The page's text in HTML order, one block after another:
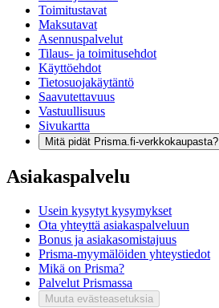
Toimitustavat
Maksutavat
Asennuspalvelut
Tilaus- ja toimitusehdot
Käyttöehdot
Tietosuojakäytäntö
Saavutettavuus
Vastuullisuus
Sivukartta
Mitä pidät Prisma.fi-verkkokaupasta?
Asiakaspalvelu
Usein kysytyt kysymykset
Ota yhteyttä asiakaspalveluun
Bonus ja asiakasomistajuus
Prisma-myymälöiden yhteystiedot
Mikä on Prisma?
Palvelut Prismassa
Muuta evästeasetuksia